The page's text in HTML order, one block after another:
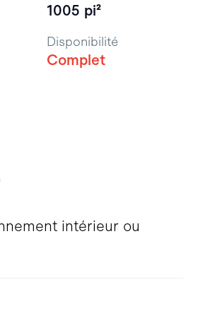
intérieur ou
1005 pi²
Disponibilité
Complet